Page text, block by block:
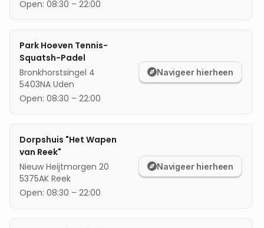
Open: 08:30 – 22:00
Park Hoeven Tennis-
Squatsh-Padel
Bronkhorstsingel 4
5403NA Uden
Open: 08:30 – 22:00
Navigeer hierheen
Dorpshuis "Het Wapen
van Reek"
Nieuw Heijtmorgen 20
5375AK Reek
Open: 08:30 – 22:00
Navigeer hierheen